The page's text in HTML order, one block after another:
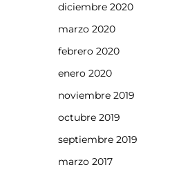
diciembre 2020
marzo 2020
febrero 2020
enero 2020
noviembre 2019
octubre 2019
septiembre 2019
marzo 2017